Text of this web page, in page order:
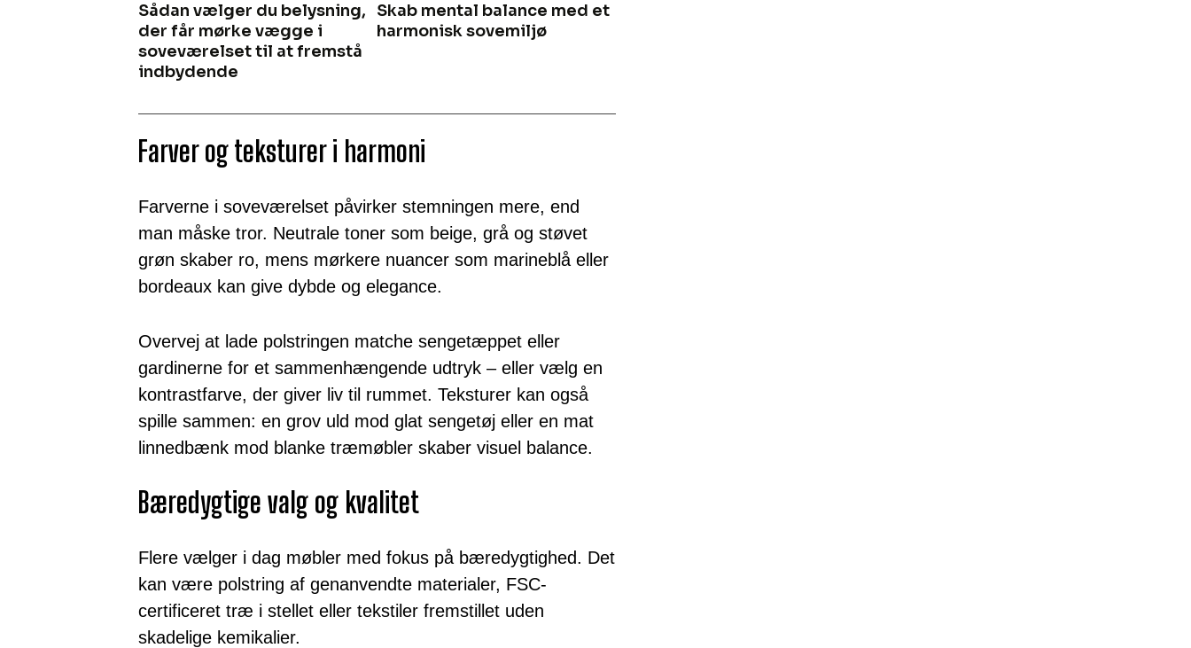
Sådan vælger du belysning,
der får mørke vægge i
soveværelset til at fremstå
indbydende
Skab mental balance med et
harmonisk sovemiljø
Farver og teksturer i harmoni
Farverne i soveværelset påvirker stemningen mere, end
man måske tror. Neutrale toner som beige, grå og støvet
grøn skaber ro, mens mørkere nuancer som marineblå eller
bordeaux kan give dybde og elegance.
Overvej at lade polstringen matche sengetæppet eller
gardinerne for et sammenhængende udtryk – eller vælg en
kontrastfarve, der giver liv til rummet. Teksturer kan også
spille sammen: en grov uld mod glat sengetøj eller en mat
linnedbænk mod blanke træmøbler skaber visuel balance.
Bæredygtige valg og kvalitet
Flere vælger i dag møbler med fokus på bæredygtighed. Det
kan være polstring af genanvendte materialer, FSC-
certificeret træ i stellet eller tekstiler fremstillet uden
skadelige kemikalier.